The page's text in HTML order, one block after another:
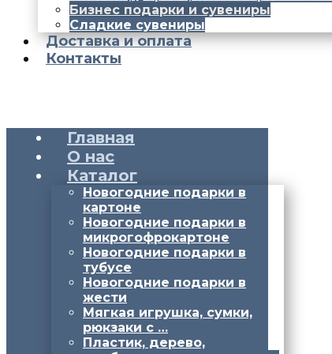
Бизнес подарки и сувениры
Сладкие сувениры
Доставка и оплата
Контакты
Главная
О нас
Каталог
Новогодние подарки в
картоне
Новогодние подарки в
микрогофрокартоне
Новогодние подарки в
тубусе
Новогодние подарки в
жести
Мягкая игрушка, сумки,
рюкзаки с …
Пластик, дерево,